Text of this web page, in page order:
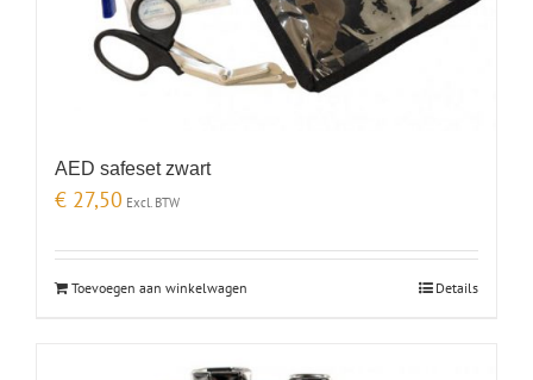
AED safeset zwart
€ 27,50 Excl. BTW
Toevoegen aan winkelwagen Details